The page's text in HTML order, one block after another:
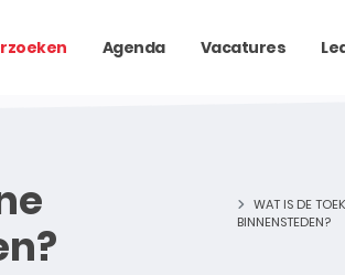
Agenda Vacatures
WAT IS DE
BINNENSTEDEN?